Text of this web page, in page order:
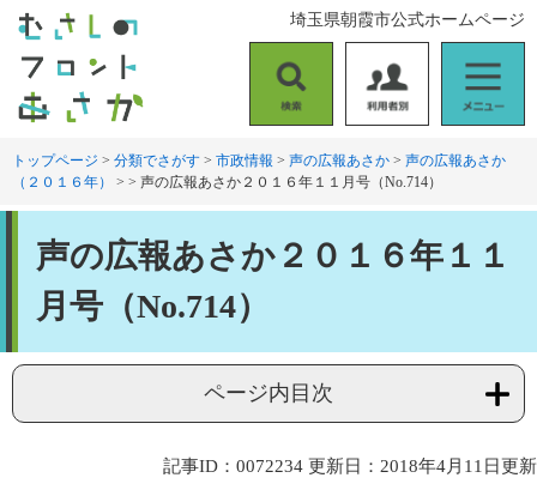
。
て
索
用
者
別
ニ
ュ
埼玉県朝霞市公式ホームページ
トップページ > 分類でさがす > 市政情報 > 声の広報あさか > 声の広報あさか
（２０１６年）
> > 声の広報あさか２０１６年１１月号（No.714）
声の広報あさか２０１６年１１
月号（No.714）
ページ内目次
記事ID：0072234 更新日：2018年4月11日更新